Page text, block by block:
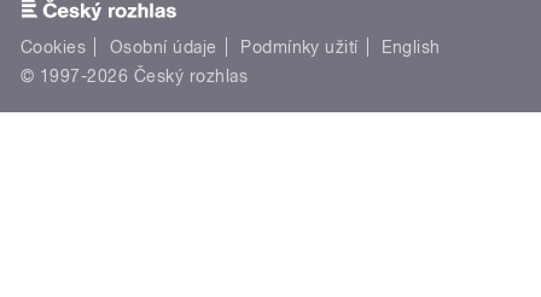
Cookies Osobní údaje Podmínky užití
English
© 1997-2026 Český rozhlas